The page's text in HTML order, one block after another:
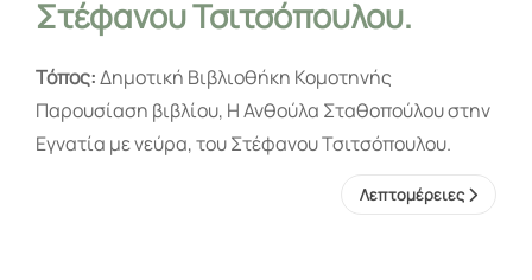
Στέφανου Τσιτσόπουλου.
Τόπος:Δημοτική Βιβλιοθήκη Κομοτηνής
Παρουσίαση βιβλίου, H Ανθούλα Σταθοπούλου στην
Εγνατία με νεύρα, του Στέφανου Τσιτσόπουλου.
Λεπτομέρειες